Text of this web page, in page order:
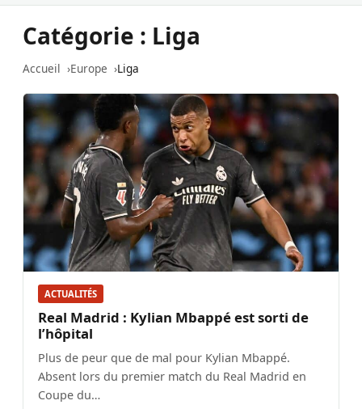
Catégorie : Liga
Accueil Europe Liga
ACTUALITÉS
Real Madrid : Kylian Mbappé est sorti de
l’hôpital
Plus de peur que de mal pour Kylian Mbappé.
Absent lors du premier match du Real Madrid en
Coupe du…